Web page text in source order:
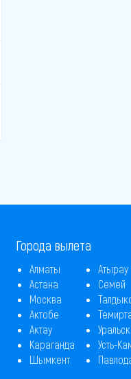
Города вылета
Алматы
Астана
Москва
Актобе
Актау
Караганда
Шымкент
Атырау
Семей
Уральск
Усть-